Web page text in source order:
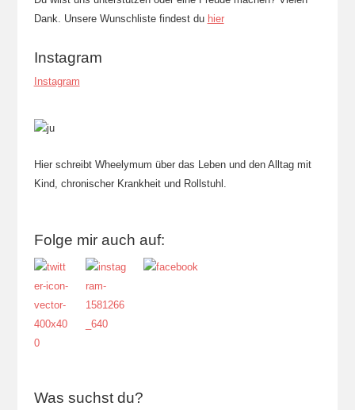
Dank. Unsere Wunschliste findest du hier
Instagram
Instagram
Hier schreibt Wheelymum über das Leben und den Alltag mit
Kind, chronischer Krankheit und Rollstuhl.
Folge mir auch auf:
Was suchst du?